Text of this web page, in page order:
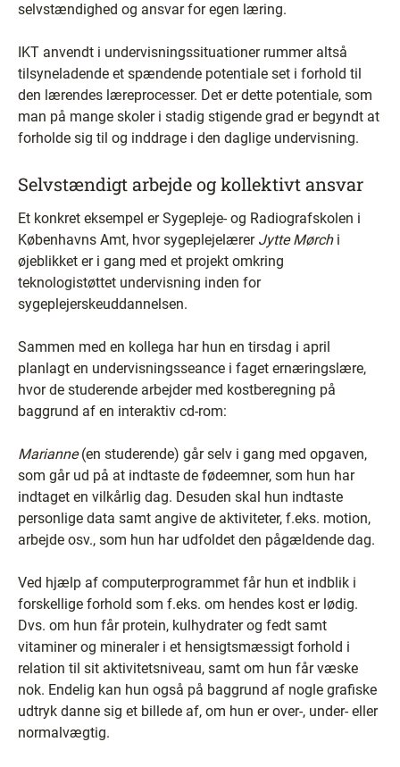
selvstændighed og ansvar for egen læring.
IKT anvendt i undervisningssituationer rummer altså
tilsyneladende et spændende potentiale set i forhold til
den lærendes læreprocesser. Det er dette potentiale, som
man på mange skoler i stadig stigende grad er begyndt at
forholde sig til og inddrage i den daglige undervisning.
Selvstændigt arbejde og kollektivt ansvar
Et konkret eksempel er Sygepleje- og Radiografskolen i
Københavns Amt, hvor sygeplejelærer Jytte Mørchi
øjeblikket er i gang med et projekt omkring
teknologistøttet undervisning inden for
sygeplejerskeuddannelsen.
Sammen med en kollega har hun en tirsdag i april
planlagt en undervisningsseance i faget ernæringslære,
hvor de studerende arbejder med kostberegning på
baggrund af en interaktiv cd-rom:
Marianne(en studerende) går selv i gang med opgaven,
som går ud på at indtaste de fødeemner, som hun har
indtaget en vilkårlig dag. Desuden skal hun indtaste
personlige data samt angive de aktiviteter, f.eks. motion,
arbejde osv., som hun har udfoldet den pågældende dag.
Ved hjælp af computerprogrammet får hun et indblik i
forskellige forhold som f.eks. om hendes kost er lødig.
Dvs. om hun får protein, kulhydrater og fedt samt
vitaminer og mineraler i et hensigtsmæssigt forhold i
relation til sit aktivitetsniveau, samt om hun får væske
nok. Endelig kan hun også på baggrund af nogle grafiske
udtryk danne sig et billede af, om hun er over-, under- eller
normalvægtig.